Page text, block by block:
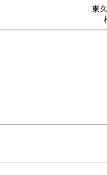
東